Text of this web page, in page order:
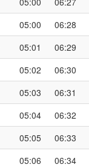
05:00 06:28
05:01 06:29
05:02 06:30
05:03 06:31
05:04 06:32
05:05 06:33
05:06 06:34